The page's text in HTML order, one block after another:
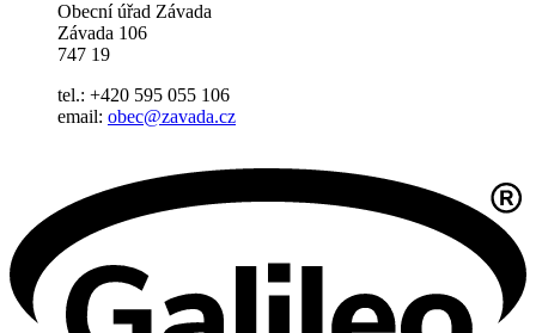
Obecní úřad Závada
Závada 106
747 19
tel.: +420 595 055 106
email: obec@zavada.cz